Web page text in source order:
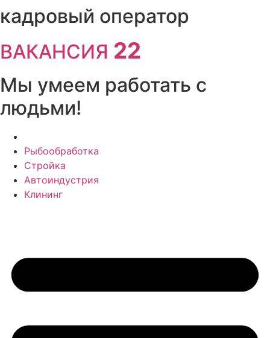
ккадровый оператор
ВАКАНСИЯ 22
Мы умеем работать с
людьми!
Рыбообработка
Стройка
Автоиндустрия
Клининг